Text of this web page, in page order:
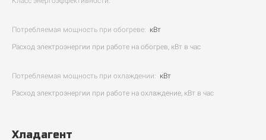
Потребляемая мощность при обогреве: кВт
Расход электроэнергии при работе на обогрев, кВт в час
Потребляемая мощность при охлаждении: кВт
Расход электроэнергии при работе на охлаждение, кВт в час
Хладагент